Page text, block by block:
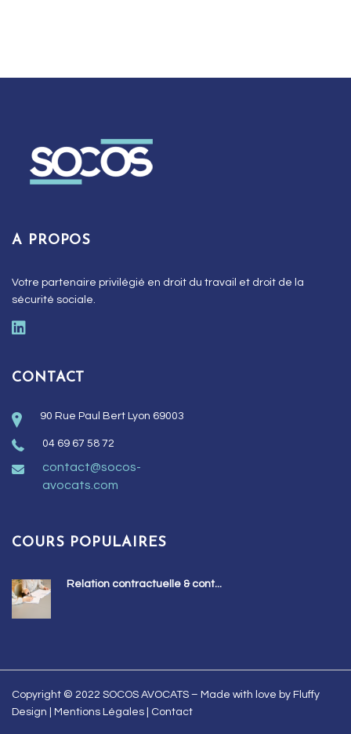
A PROPOS
Votre partenaire privilégié en droit du travail et droit de la
sécurité sociale.
CONTACT
90 Rue Paul Bert Lyon 69003
04 69 67 58 72
contact@socos-
avocats.com
COURS POPULAIRES
Relation contractuelle & cont...
Copyright © 2022 SOCOS AVOCATS – Made with love by Fluffy
Design
Mentions Légales Contact